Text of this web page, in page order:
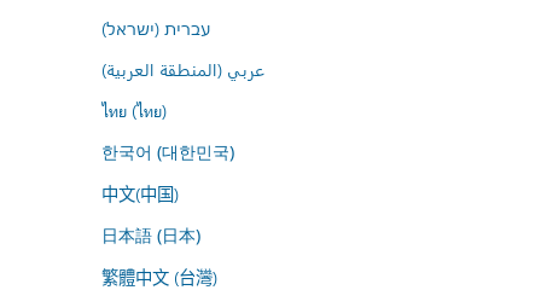
עברית (ישראל)
عربي (المنطقة العربية)
ไทย (ไทย)
한국어 (대한민국)
中文(中国)
日本語 (日本)
繁體中文 (台灣)